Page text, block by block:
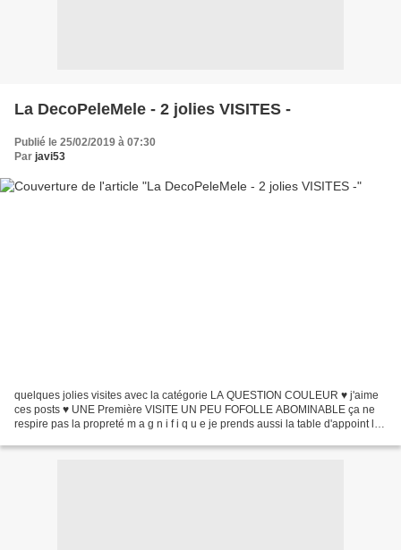
La DecoPeleMele - 2 jolies VISITES -
Publié le 25/02/2019 à 07:30
Par javi53
quelques jolies visites avec la catégorie LA QUESTION COULEUR ♥ j'aime
ces posts ♥ UNE Première VISITE UN PEU FOFOLLE ABOMINABLE ça ne
respire pas la propreté m a g n i f i q u e je prends aussi la table d'appoint le